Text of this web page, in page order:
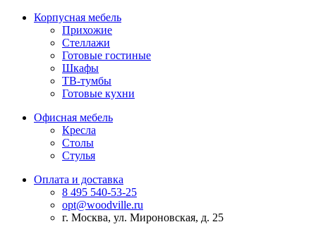
Корпусная мебель
Прихожие
Стеллажи
Готовые гостиные
Шкафы
ТВ-тумбы
Готовые кухни
Офисная мебель
Кресла
Столы
Стулья
Оплата и доставка
8 495 540-53-25
opt@woodville.ru
г. Москва, ул. Мироновская, д. 25